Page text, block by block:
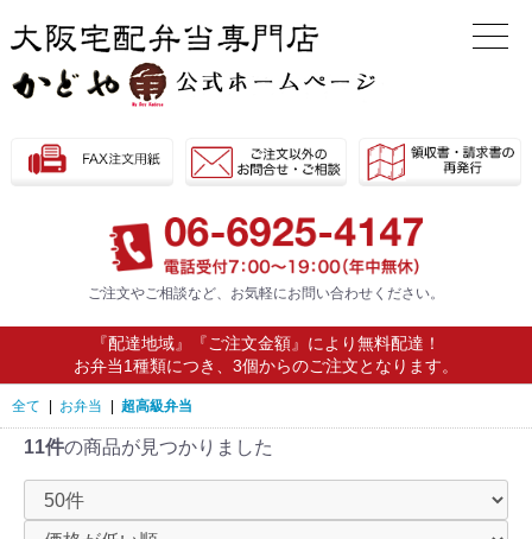
ご注文やご相談など、お気軽にお問い合わせください。
『配達地域』『ご注文金額』により無料配達！
お弁当1種類につき、3個からのご注文となります。
全て | お弁当 | 超高級弁当
11件の商品が見つかりました